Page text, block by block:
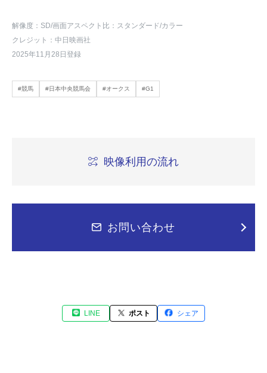
解像度：SD/画面アスペクト比：スタンダード/カラー
クレジット：中日映画社
2025年11月28日登録
#競馬 #日本中央競馬会 #オークス #G1
映像利用の流れ
お問い合わせ
LINE ポスト シェア